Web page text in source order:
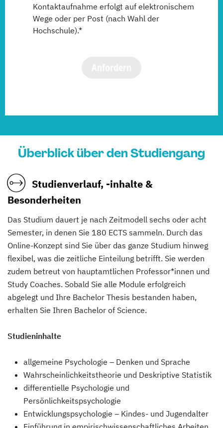
Kontaktaufnahme erfolgt auf elektronischem
Wege oder per Post (nach Wahl der
Hochschule).*
Überblick über den Studiengang
Studienverlauf, -inhalte &
Besonderheiten
Das Studium dauert je nach Zeitmodell sechs oder acht
Semester, in denen Sie 180 ECTS sammeln. Durch das
Online-Konzept sind Sie über das ganze Studium hinweg
flexibel, was die zeitliche Einteilung betrifft. Sie werden
zudem betreut von hauptamtlichen Professor*innen und
Study Coaches. Sobald Sie alle Module erfolgreich
abgelegt und Ihre Bachelor Thesis bestanden haben,
erhalten Sie Ihren Bachelor of Science.
Studieninhalte
allgemeine Psychologie – Denken und Sprache
Wahrscheinlichkeitstheorie und Deskriptive Statistik
differentielle Psychologie und
Persönlichkeitspsychologie
Entwicklungspsychologie – Kindes- und Jugendalter